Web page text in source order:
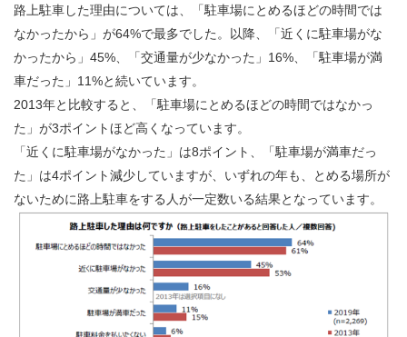
路上駐車した理由については、「駐車場にとめるほどの時間では
なかったから」が64%で最多でした。以降、「近くに駐車場がな
かったから」45%、「交通量が少なかった」16%、「駐車場が満
車だった」11%と続いています。
2013年と比較すると、「駐車場にとめるほどの時間ではなかっ
た」が3ポイントほど高くなっています。
「近くに駐車場がなかった」は8ポイント、「駐車場が満車だっ
た」は4ポイント減少していますが、いずれの年も、とめる場所が
ないために路上駐車をする人が一定数いる結果となっています。